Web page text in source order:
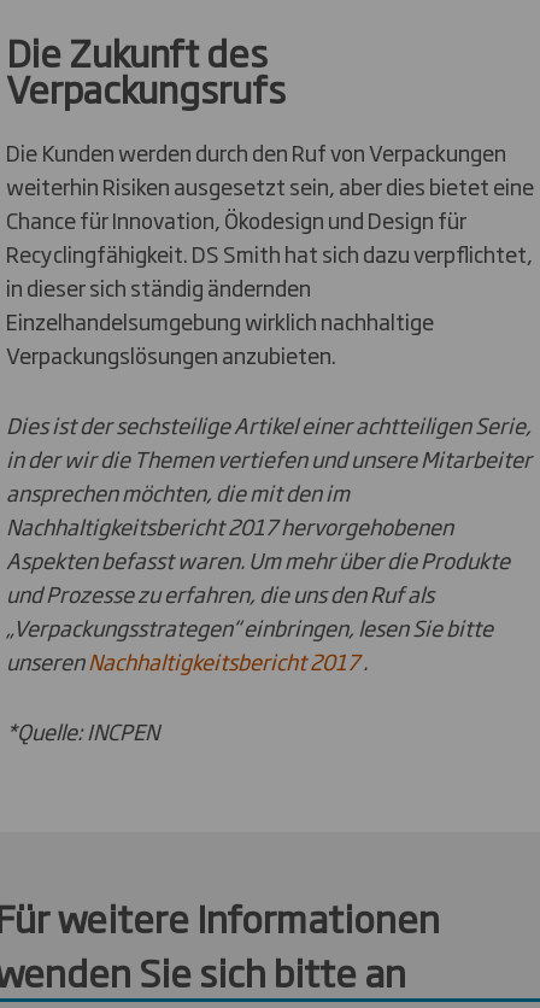
Die Zukunft des
Verpackungsrufs
Die Kunden werden durch den Ruf von Verpackungen
weiterhin Risiken ausgesetzt sein, aber dies bietet eine
Chance für Innovation, Ökodesign und Design für
Recyclingfähigkeit. DS Smith hat sich dazu verpflichtet,
in dieser sich ständig ändernden
Einzelhandelsumgebung wirklich nachhaltige
Verpackungslösungen anzubieten.
Dies ist der sechsteilige Artikel einer achtteiligen Serie,
in der wir die Themen vertiefen und unsere Mitarbeiter
ansprechen möchten, die mit den im
Nachhaltigkeitsbericht 2017 hervorgehobenen
Aspekten befasst waren.Um mehr über die Produkte
und Prozesse zu erfahren, die uns den Ruf als
„Verpackungsstrategen“ einbringen, lesen Sie bitte
unserenNachhaltigkeitsbericht 2017.
*Quelle: INCPEN
weitere Informationen
Sie sich bitte an